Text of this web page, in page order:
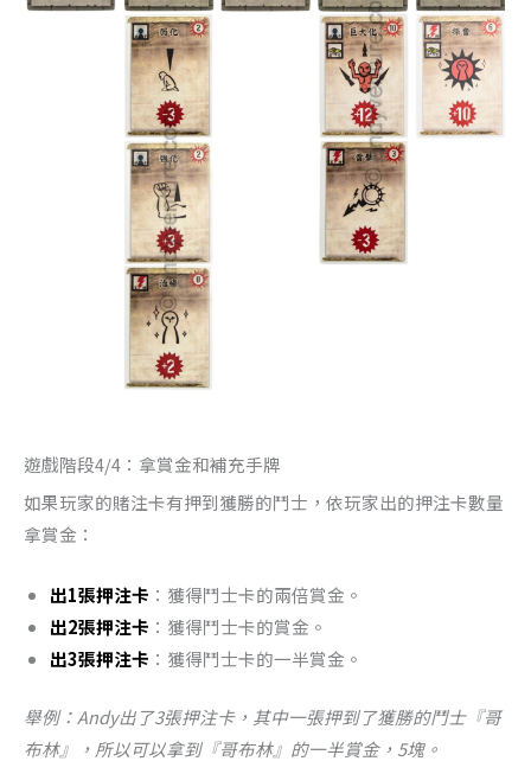
遊戲階段4/4：拿賞金和補充手牌
如果玩家的賭注卡有押到獲勝的鬥士，依玩家出的押注卡數量
拿賞金：
出1張押注卡 ：獲得鬥士卡的兩倍賞金。
出2張押注卡 ：獲得鬥士卡的賞金。
出3張押注卡 ：獲得鬥士卡的一半賞金。
舉例：Andy出了3張押注卡，其中一張押到了獲勝的鬥士『哥
布林』，所以可以拿到『哥布林』的一半賞金，5塊。